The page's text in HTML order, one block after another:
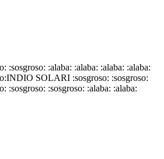
:sosgroso: :alaba: :alaba: :alaba: :alaba:
SOLARI :sosgroso: :sosgroso:
:sosgroso: :sosgroso: :alaba: :alaba: